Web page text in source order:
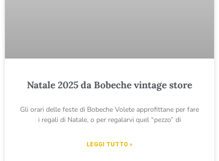
Natale 2025 da Bobeche vintage store
Gli orari delle feste di Bobeche Volete approfittane per fare
i regali di Natale, o per regalarvi quel “pezzo” di
LEGGI TUTTO »